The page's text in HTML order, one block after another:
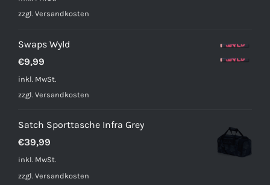
war: ist:
zzgl. Versandkosten
Swaps Wyld
€9,99
inkl. MwSt.
zzgl. Versandkosten
Satch Sporttasche Infra Grey
€39,99
inkl. MwSt.
zzgl. Versandkosten